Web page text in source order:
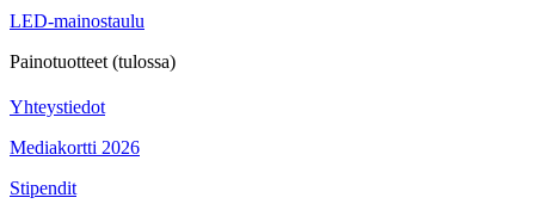
LED-mainostaulu
Painotuotteet (tulossa)
Yhteystiedot
Mediakortti 2026
Stipendit